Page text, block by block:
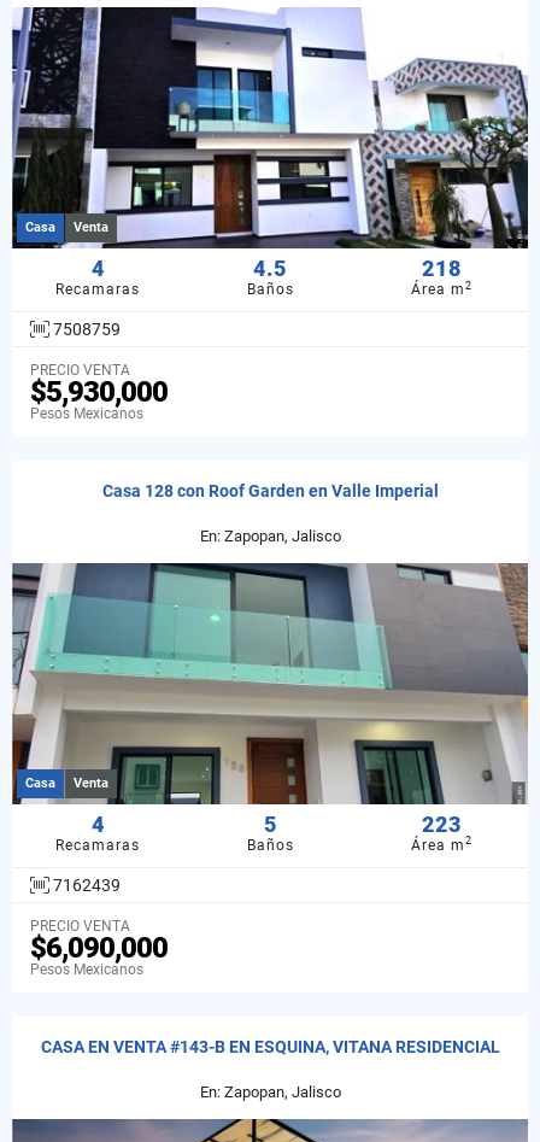
Casa Venta
4
Recamaras
4.5
Baños
218
Área m2
7508759
PRECIO VENTA
$5,930,000
Pesos Mexicanos
Casa 128 con Roof Garden en Valle Imperial
En: Zapopan, Jalisco
Casa Venta
4
Recamaras
5
Baños
223
Área m2
7162439
PRECIO VENTA
$6,090,000
Pesos Mexicanos
CASA EN VENTA #143-B EN ESQUINA, VITANA RESIDENCIAL
En: Zapopan, Jalisco